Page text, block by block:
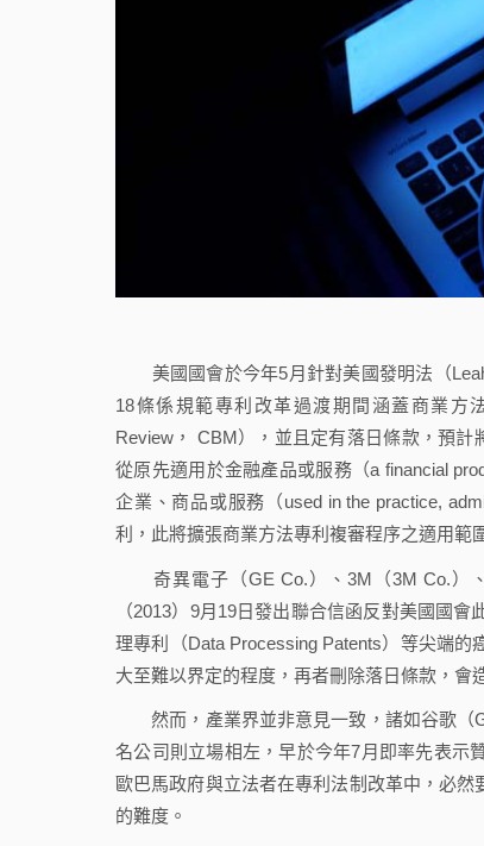
美國國會於今年5月針對美國發明法（
18條係規範專利改革過渡期間涵蓋商業方
Review， CBM），並且定有落日條款，預
從原先適用於金融產品或服務（a financial
企業、商品或服務（used in the practice,
利，此將擴張商業方法專利複審程序之適用範
奇異電子（GE Co.）、3M（3M Co.）、
（2013）9月19日發出聯合信函反對美國國
理專利（Data Processing Patents）等尖端
大至難以界定的程度，再者刪除落日條款，會
然而，產業界並非意見一致，諸如谷歌（
名公司則立場相左，早於今年7月即率先表示
歐巴馬政府與立法者在專利法制改革中，必
的難度。